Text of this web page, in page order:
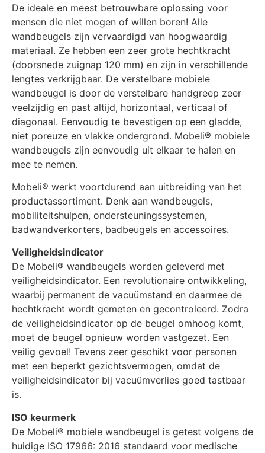
De ideale en meest betrouwbare oplossing voor
mensen die niet mogen of willen boren! Alle
wandbeugels zijn vervaardigd van hoogwaardig
materiaal. Ze hebben een zeer grote hechtkracht
(doorsnede zuignap 120 mm) en zijn in verschillende
lengtes verkrijgbaar. De verstelbare mobiele
wandbeugel is door de verstelbare handgreep zeer
veelzijdig en past altijd, horizontaal, verticaal of
diagonaal. Eenvoudig te bevestigen op een gladde,
niet poreuze en vlakke ondergrond. Mobeli® mobiele
wandbeugels zijn eenvoudig uit elkaar te halen en
mee te nemen.
Mobeli® werkt voortdurend aan uitbreiding van het
productassortiment. Denk aan wandbeugels,
mobiliteitshulpen, ondersteuningssystemen,
badwandverkorters, badbeugels en accessoires.
Veiligheidsindicator
De Mobeli® wandbeugels worden geleverd met
veiligheidsindicator. Een revolutionaire ontwikkeling,
waarbij permanent de vacuümstand en daarmee de
hechtkracht wordt gemeten en gecontroleerd. Zodra
de veiligheidsindicator op de beugel omhoog komt,
moet de beugel opnieuw worden vastgezet. Een
veilig gevoel! Tevens zeer geschikt voor personen
met een beperkt gezichtsvermogen, omdat de
veiligheidsindicator bij vacuümverlies goed tastbaar
is.
ISO keurmerk
De Mobeli® mobiele wandbeugel is getest volgens de
huidige ISO 17966: 2016 standaard voor medische